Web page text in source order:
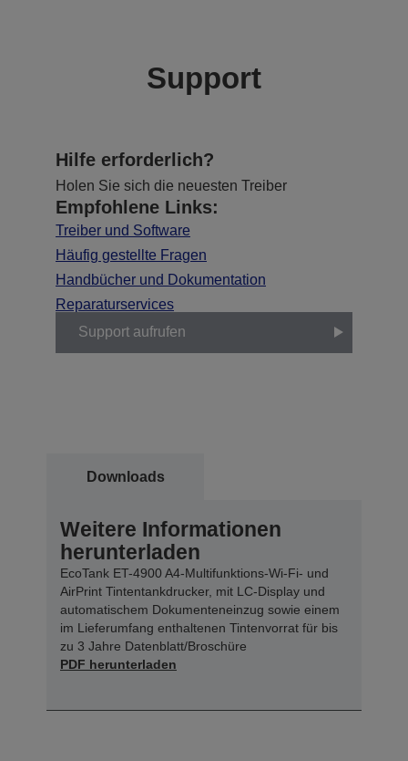
Support
Hilfe erforderlich?
Holen Sie sich die neuesten Treiber
Empfohlene Links:
Treiber und Software
Häufig gestellte Fragen
Handbücher und Dokumentation
Reparaturservices
Support aufrufen
Downloads
Weitere Informationen
herunterladen
EcoTank ET-4900 A4-Multifunktions-Wi-Fi- und
AirPrint Tintentankdrucker, mit LC-Display und
automatischem Dokumenteneinzug sowie einem
im Lieferumfang enthaltenen Tintenvorrat für bis
zu 3 Jahre Datenblatt/Broschüre
PDF herunterladen